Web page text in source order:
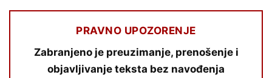
PRAVNO UPOZORENJE
Zabranjeno je preuzimanje, prenošenje i
objavljivanje teksta bez navođenja